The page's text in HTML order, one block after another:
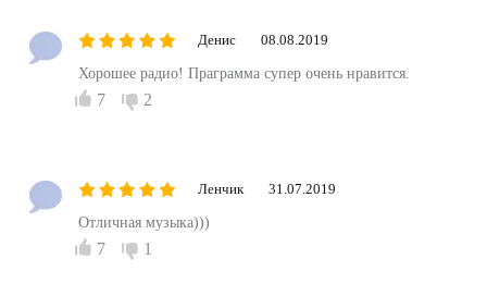
Денис 08.08.2019
Хорошее радио! Праграмма супер очень нравится.
7 2
Ленчик 31.07.2019
Отличная музыка)))
7 1